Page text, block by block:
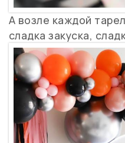
А возле каждой
сладка закуска,